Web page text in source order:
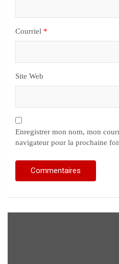
Courriel *
Site Web
Enregistrer mon nom, mon
navigateur pour la prochaine